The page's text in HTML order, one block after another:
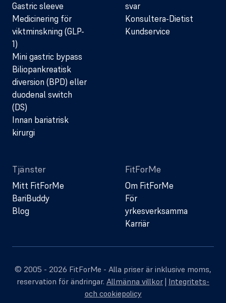
Gastric sleeve
Medicinering för
viktminskning (GLP-
1)
Mini gastric bypass
Biliopankreatisk
diversion (BPD) eller
duodenal switch
(DS)
Innan bariatrisk
kirurgi
svar
Konsultera-Dietist
Kundservice
Tjänster
Mitt FitForMe
BariBuddy
Blog
FitForMe
Om FitForMe
För
yrkesverksamma
Karriär
© 2005 - 2026 FitForMe - Alla priser är inklusive moms,
reservation för ändringar. Allmänna villkor | Integritets-
och cookiepolicy